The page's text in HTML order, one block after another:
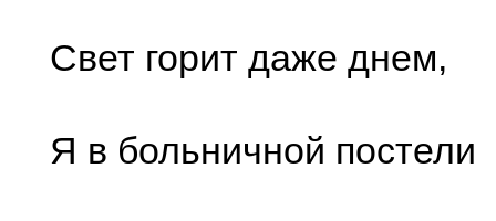
Свет горит даже днем,
Я в больничной постели